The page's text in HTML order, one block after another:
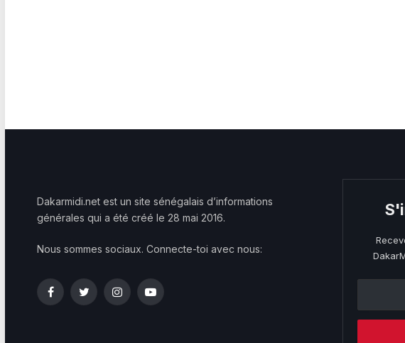
Dakarmidi.net est un site sénégalais d’informations
générales qui a été créé le 28 mai 2016.
Nous sommes sociaux. Connecte-toi avec nous:
FacebookTwitterInstagramYouTube